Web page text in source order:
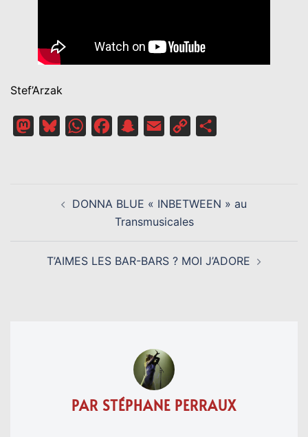
Stef’Arzak
MastodonBlueskyWhatsAppFacebookSnapchat
Email
Copy
D’ARTICLEDONNA BLUE « INBETWEEN » au
Transmusicales
T’AIMES LES BAR-BARS ? MOI J’ADORE
PAR STÉPHANE PERRAUX